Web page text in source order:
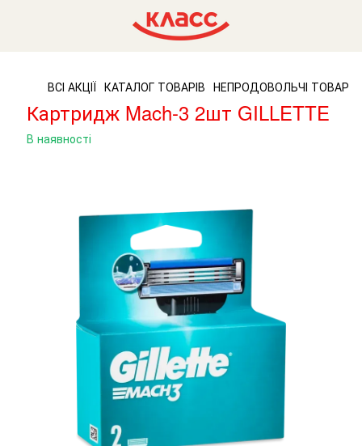
ВСІ АКЦІЇ КАТАЛОГ ТОВАРІВ НЕПРОДОВОЛЬЧІ ТОВАРИ
Картридж Mach-3 2шт GILLETTE
В наявності